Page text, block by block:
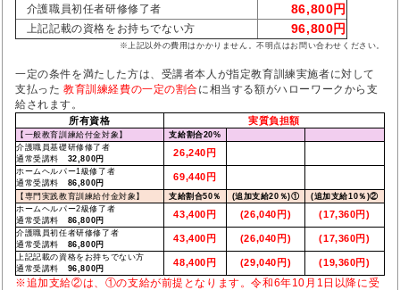
介護職員初任者研修修了者 86,800円
上記記載の資格をお持ちでない方 96,800円
※上記以外の費用はかかりません。不明点はお問い合わせください。
一定の条件を満たした方は、受講者本人が指定教育訓練実施者に対して
支払った 教育訓練経費の一定の割合に相当する額がハローワークから支
給されます。
所有資格 実質負担額
【一般教育訓練給付金対象】 支給割合20%
介護職員基礎研修修了者
通常受講料 32,800円
26,240円
ホームヘルパー1級修了者
通常受講料 86,800円
69,440円
【専門実践教育訓練給付金対象】 支給割合50％ (追加支給20％)① (追加支給10％)②
ホームヘルパー2級修了者
通常受講料 86,800円
43,400円 (26,040円) (17,360円)
介護職員初任者研修修了者
通常受講料 86,800円
43,400円 (26,040円) (17,360円)
上記記載の資格をお持ちでない方
通常受講料 96,800円
48,400円 (29,040円) (19,360円)
※追加支給②は、①の支給が前提となります。令和6年10月1日以降に受